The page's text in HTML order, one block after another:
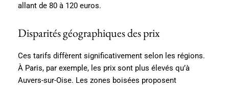
allant de 80 à 120 euros.
Disparités géographiques des prix
Ces tarifs diffèrent significativement selon les régions.
À Paris, par exemple, les prix sont plus élevés qu’à
Auvers-sur-Oise. Les zones boisées proposent